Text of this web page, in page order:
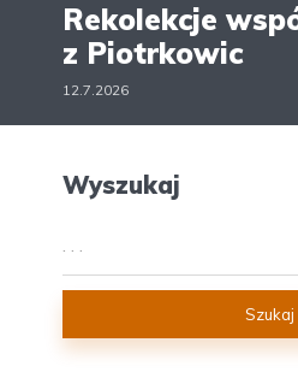
Rekolekcje
z Piotrkowic
12.7.2026
Wyszukaj
Szukaj